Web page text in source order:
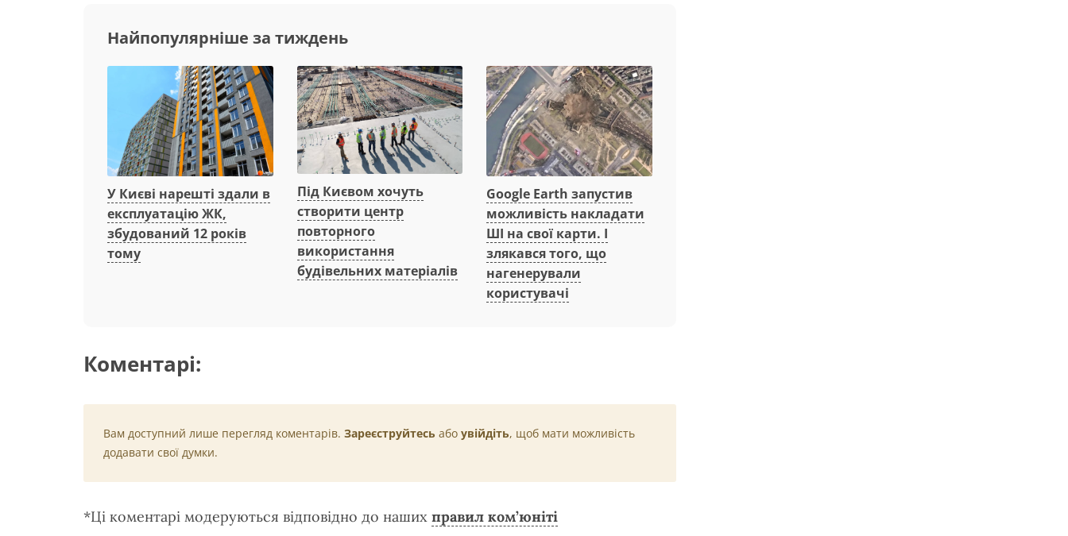
Найпопулярніше за тиждень
У Києві нарешті здали в
експлуатацію ЖК,
збудований 12 років
тому
Під Києвом хочуть
створити центр
повторного
використання
будівельних матеріалів
Google Earth запустив
можливість накладати
ШІ на свої карти. І
злякався того, що
нагенерували
користувачі
Коментарі:
Вам доступний лише перегляд коментарів. Зареєструйтесь або увійдіть, щоб мати можливість
додавати свої думки.
*Ці коментарі модеруються відповідно до наших правил ком’юніті